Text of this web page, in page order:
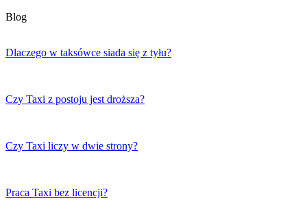
Blog
Dlaczego w taksówce siada się z tyłu?
Czy Taxi z postoju jest droższa?
Czy Taxi liczy w dwie strony?
Praca Taxi bez licencji?